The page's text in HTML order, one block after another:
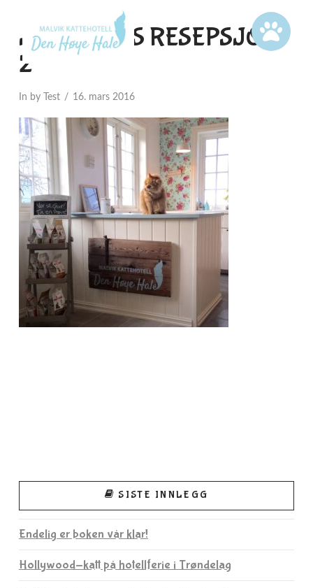
JESPERPUS RESEPSJON
2
In by Test 16. mars 2016
SISTE INNLEGG
Endelig er boken vår klar!
Hollywood-katt på hotellferie i Trøndelag